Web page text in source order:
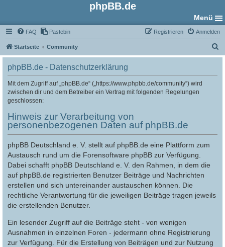
phpBB.de
Menü
FAQ Pastebin Anmelden
Registrieren
Startseite Community
u
phpBB.de - Datenschutzerklärung
Mit dem Zugriff auf „phpBB.de“ („https://www.phpbb.de/community“) wird
zwischen dir und dem Betreiber ein Vertrag mit folgenden Regelungen
geschlossen:
Hinweis zur Verarbeitung von
personenbezogenen Daten auf phpBB.de
phpBB Deutschland e. V. stellt auf phpBB.de eine Plattform zum
Austausch rund um die Forensoftware phpBB zur Verfügung.
Dabei schafft phpBB Deutschland e. V. den Rahmen, in dem die
auf phpBB.de registrierten Benutzer Beiträge und Nachrichten
erstellen und sich untereinander austauschen können. Die
rechtliche Verantwortung für die jeweiligen Beiträge tragen jeweils
die erstellenden Benutzer.
Ein lesender Zugriff auf die Beiträge steht - von wenigen
Ausnahmen in einzelnen Foren - jedermann ohne Registrierung
zur Verfügung. Für die Erstellung von Beiträgen und zur Nutzung